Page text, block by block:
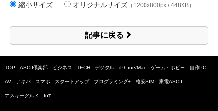
縮小サイズ オリジナルサイズ （1200x800px / 448KB）
記事に戻る
TOP ASCII倶楽部 ビジネス TECH デジタル iPhone/Mac ゲーム・ホビー 自作PC
AV アキバ スマホ スタートアップ プログラミング+ 格安SIM 家電ASCII
アスキーグルメ IoT